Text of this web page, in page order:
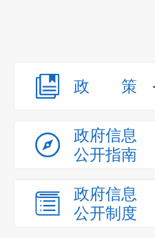
政策
政府信息
公开指南
政府信息
公开制度